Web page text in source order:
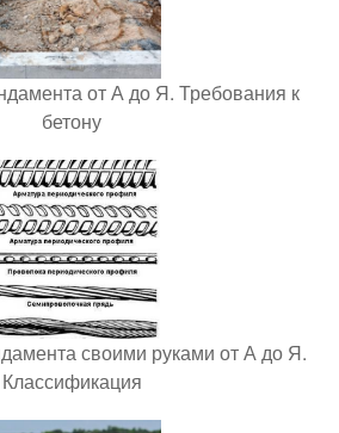
от А до Я. Требования к
бетону
своими руками от А до Я.
Классификация